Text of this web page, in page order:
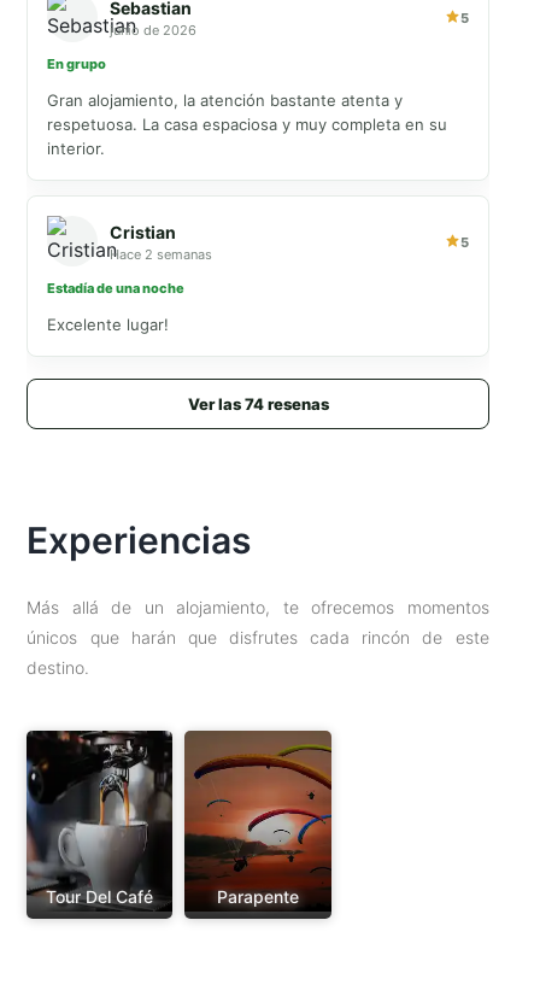
Sebastian
junio de 2026
5
En grupo
Gran alojamiento, la atención bastante atenta y
respetuosa. La casa espaciosa y muy completa en su
interior.
Cristian
Hace 2 semanas
5
Estadía de una noche
Excelente lugar!
Ver las 74 resenas
Experiencias
Más allá de un alojamiento, te ofrecemos momentos
únicos que harán que disfrutes cada rincón de este
destino.
Tour Del Café Parapente